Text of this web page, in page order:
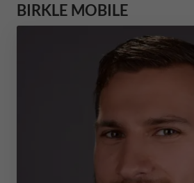
BIRKLE MOBILE